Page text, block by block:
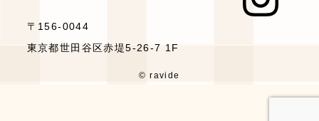
〒156-0044
東京都世田谷区赤堤5-26-7 1F
© ravide